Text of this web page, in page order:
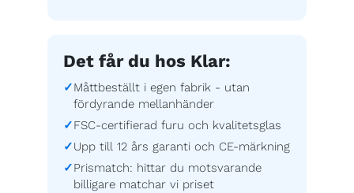
Det får du hos Klar:
Måttbeställt i egen fabrik - utan
fördyrande mellanhänder
FSC-certifierad furu och kvalitetsglas
Upp till 12 års garanti och CE-märkning
Prismatch: hittar du motsvarande
billigare matchar vi priset